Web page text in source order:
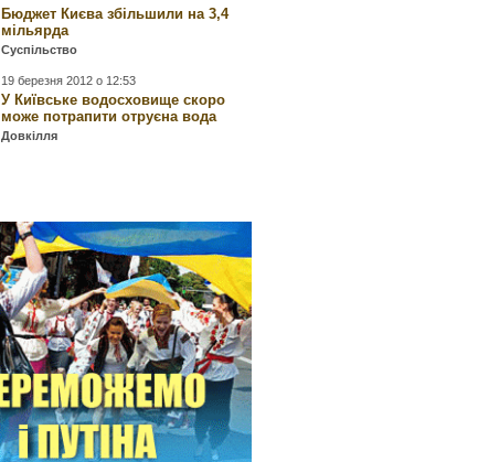
Бюджет Києва збільшили на 3,4
мільярда
Суспільство
19 березня 2012 о 12:53
У Київське водосховище скоро
може потрапити отруєна вода
Довкілля